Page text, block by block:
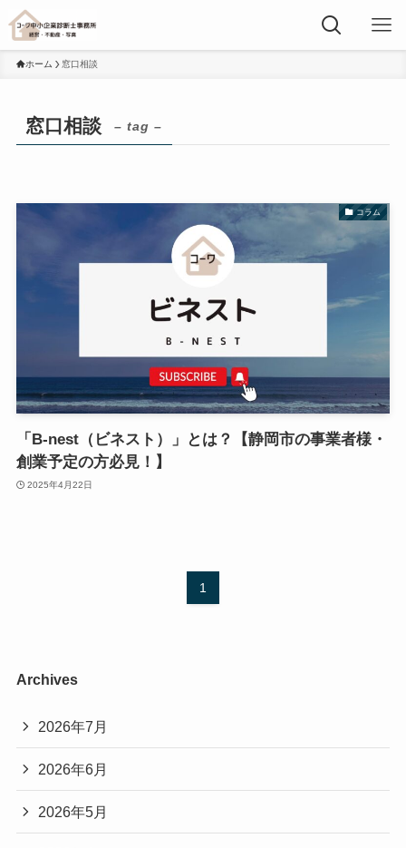
ホーム 窓口相談
窓口相談 – tag –
コラム
「B-nest（ビネスト）」とは？【静岡市の事業者様・
創業予定の方必見！】
2025年4月22日
1
Archives
2026年7月
2026年6月
2026年5月